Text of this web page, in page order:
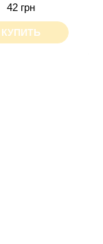
42 грн
КУПИТЬ